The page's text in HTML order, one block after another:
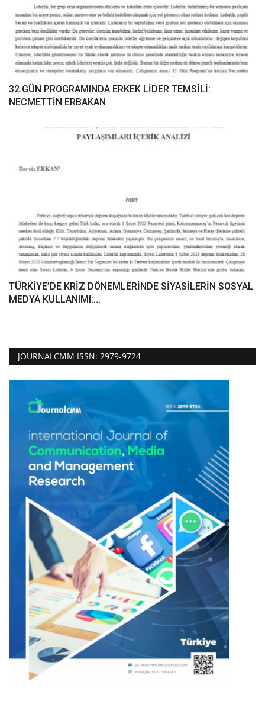
32.GÜN PROGRAMINDA ERKEK LİDER TEMSİLİ:
NECMETTİN ERBAKAN
TÜRKİYE’DE KRİZ DÖNEMLERİNDE SİYASİLERİN SOSYAL
MEDYA KULLANIMI:...
JOURNALCMM ISSN: 2979-9724